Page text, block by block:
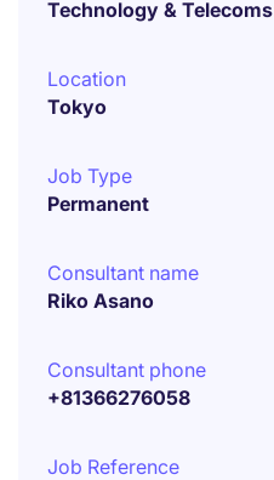
Technology & Telecoms
Location
Tokyo
Job Type
Permanent
Consultant name
Riko Asano
Consultant phone
+81366276058
Job Reference